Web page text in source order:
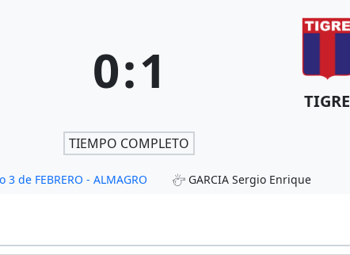
0:1 TIGRE
TIEMPO COMPLETO
3 de FEBRERO - ALMAGRO GARCIA Sergio Enrique